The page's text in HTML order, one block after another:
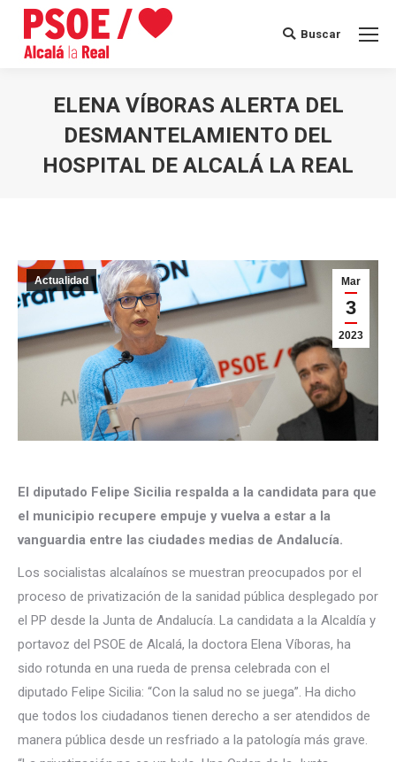
Buscar:
Buscar
ELENA VÍBORAS ALERTA DEL
DESMANTELAMIENTO DEL
HOSPITAL DE ALCALÁ LA REAL
Mar
3
2023
Actualidad
El diputado Felipe Sicilia respalda a la candidata para que
el municipio recupere empuje y vuelva a estar a la
vanguardia entre las ciudades medias de Andalucía.
Los socialistas alcalaínos se muestran preocupados por el
proceso de privatización de la sanidad pública desplegado por
el PP desde la Junta de Andalucía. La candidata a la Alcaldía y
portavoz del PSOE de Alcalá, la doctora Elena Víboras, ha
sido rotunda en una rueda de prensa celebrada con el
diputado Felipe Sicilia: “Con la salud no se juega”. Ha dicho
que todos los ciudadanos tienen derecho a ser atendidos de
manera pública desde un resfriado a la patología más grave.